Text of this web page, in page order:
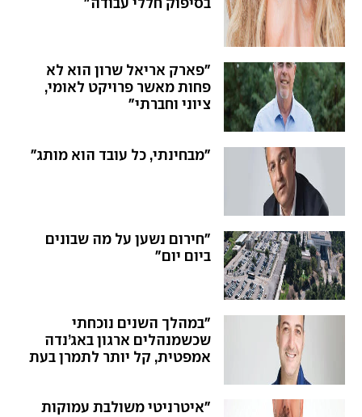
בסיפוק חללי עבודה"
"פארק אריאל שרון הוא לא
פחות מאשר פרויקט לאומי,
ציוני וחברתי"
"מבחינתי, כל עובד הוא מותג"
"חירום נשען על מה שבונים
ביום יום"
"במהלך השנים נוכחתי
שכשמנהלים ארגון באג’נדה
אמפטית, קל יותר לתמרן בעת
"איטרניטי משולבת עמוקות